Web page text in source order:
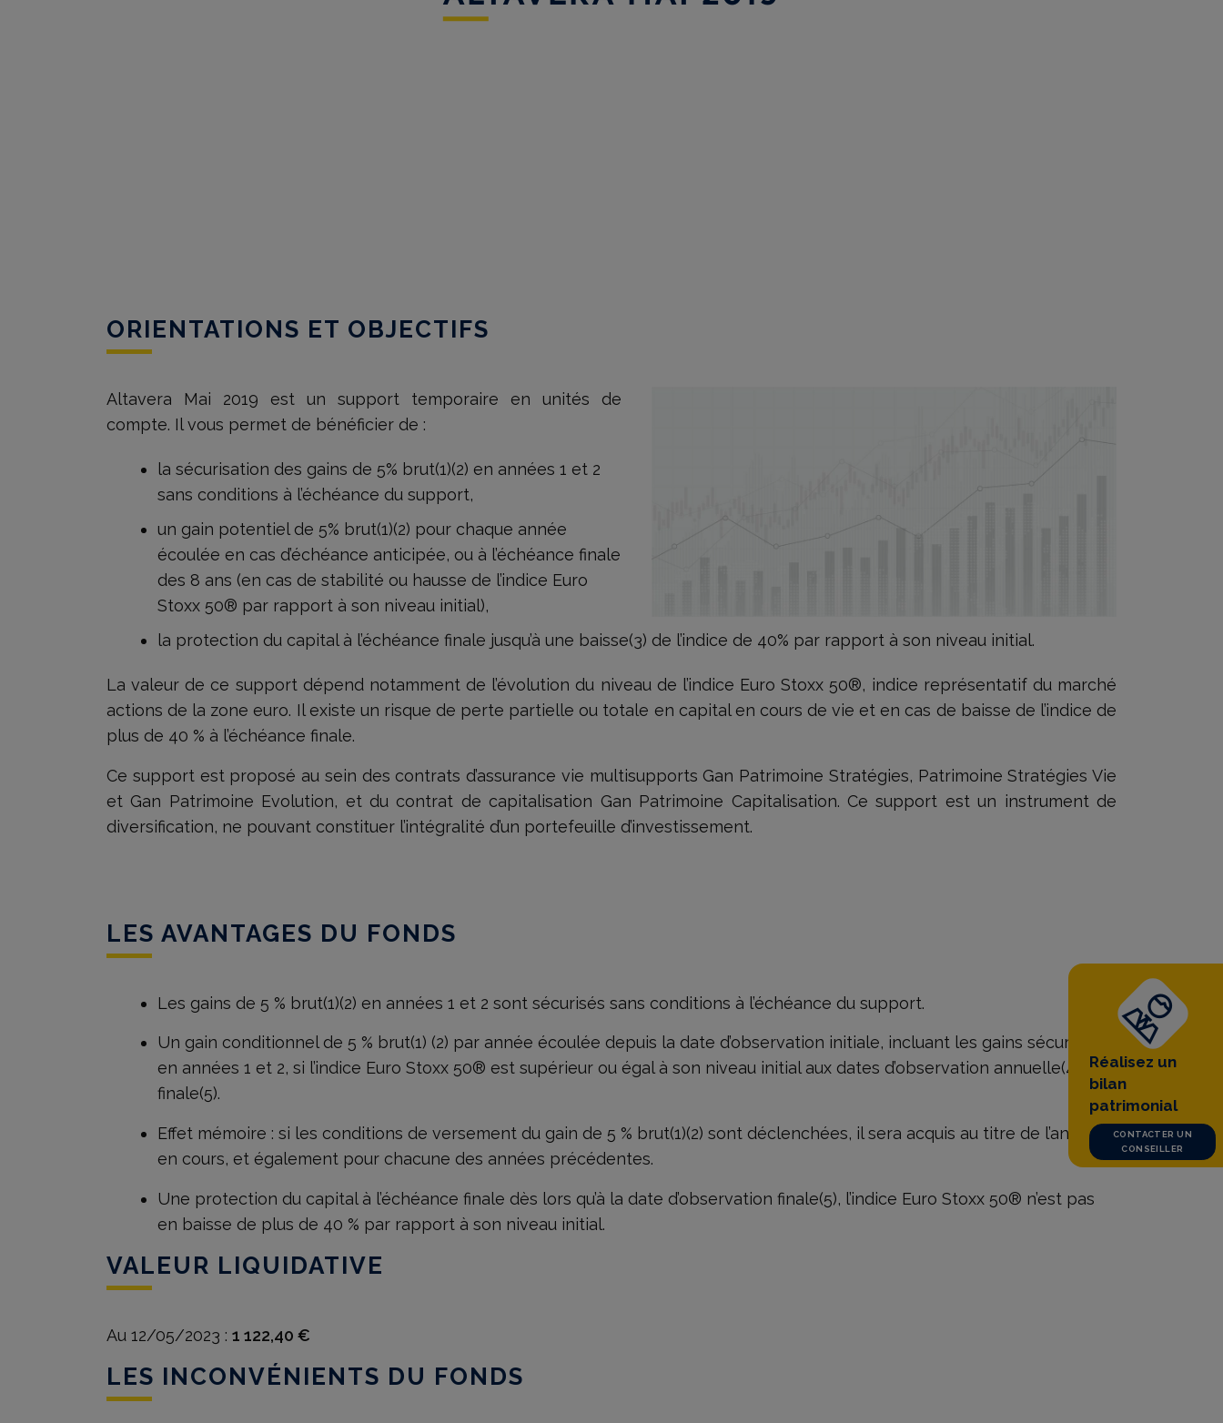
Réalisez un
bilan
patrimonial
CONTACTER UN
CONSEILLER
ORIENTATIONS ET OBJECTIFS
Altavera Mai 2019 est un support temporaire en unités de
compte. Il vous permet de bénéficier de :
la sécurisation des gains de 5% brut(1)(2) en années 1 et 2
sans conditions à l’échéance du support,
un gain potentiel de 5% brut(1)(2) pour chaque année
écoulée en cas d’échéance anticipée, ou à l’échéance finale
des 8 ans (en cas de stabilité ou hausse de l’indice Euro
Stoxx 50® par rapport à son niveau initial),
la protection du capital à l’échéance finale jusqu’à une baisse(3) de l’indice de 40% par rapport à son niveau initial.
La valeur de ce support dépend notamment de l’évolution du niveau de l’indice Euro Stoxx 50®, indice représentatif du marché
actions de la zone euro. Il existe un risque de perte partielle ou totale en capital en cours de vie et en cas de baisse de l’indice de
plus de 40 % à l’échéance finale.
Ce support est proposé au sein des contrats d’assurance vie multisupports Gan Patrimoine Stratégies, Patrimoine Stratégies Vie
et Gan Patrimoine Evolution, et du contrat de capitalisation Gan Patrimoine Capitalisation. Ce support est un instrument de
diversification, ne pouvant constituer l’intégralité d’un portefeuille d’investissement.
LES AVANTAGES DU FONDS
Les gains de 5 % brut(1)(2) en années 1 et 2 sont sécurisés sans conditions à l’échéance du support.
Un gain conditionnel de 5 % brut(1) (2) par année écoulée depuis la date d’observation initiale, incluant les gains sécurisés
en années 1 et 2, si l’indice Euro Stoxx 50® est supérieur ou égal à son niveau initial aux dates d’observation annuelle(4) ou
finale(5).
Effet mémoire : si les conditions de versement du gain de 5 % brut(1)(2) sont déclenchées, il sera acquis au titre de l’année
en cours, et également pour chacune des années précédentes.
Une protection du capital à l’échéance finale dès lors qu’à la date d’observation finale(5), l’indice Euro Stoxx 50® n’est pas
en baisse de plus de 40 % par rapport à son niveau initial.
VALEUR LIQUIDATIVE
Au 12/05/2023 : 1 122,40 €
LES INCONVÉNIENTS DU FONDS